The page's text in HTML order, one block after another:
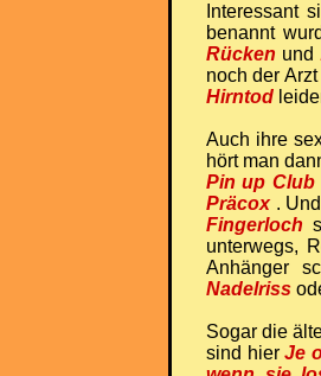
Interessant
benannt
Rücken und
noch der
Hirntod
Auch ihre
hört man
Pin up Club
Präcox.
Fingerloch
unterwegs,
Anhänger
Nadelriss
Sogar die
sind hier Je